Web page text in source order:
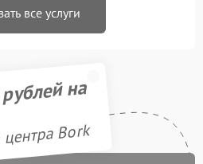
все услуги
на
Bork